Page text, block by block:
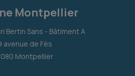
Montpellier
Bertin Sans - Bâtiment A
avenue de Fès
Montpellier